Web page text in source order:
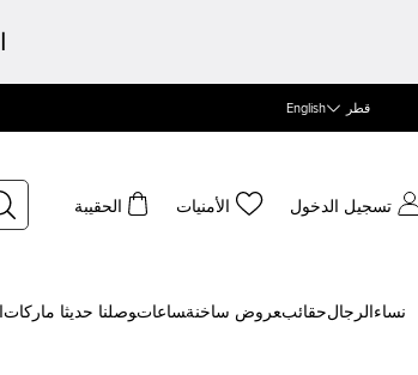
قطر English
تسجيل الدخول الأمنيات الحقيبة
نساء الرجالحقائب‍عروض ساخنة‍ساعات‍وصلنا حديثا ‍ ماركات